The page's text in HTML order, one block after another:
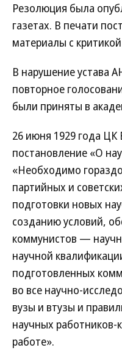
Резолюция была
газетах. В печати
материалы с
В нарушение устава
повторное
были приняты в
26 июня 1929 года
постановление «О
«Необходимо
партийных и
подготовки новых
созданию условий,
коммунистов —
научной
подготовленных
во все научно-
вузы и втузы и
научных
работе».